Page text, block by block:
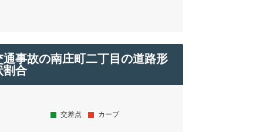
通事故の南庄町二丁目の道路形
割合